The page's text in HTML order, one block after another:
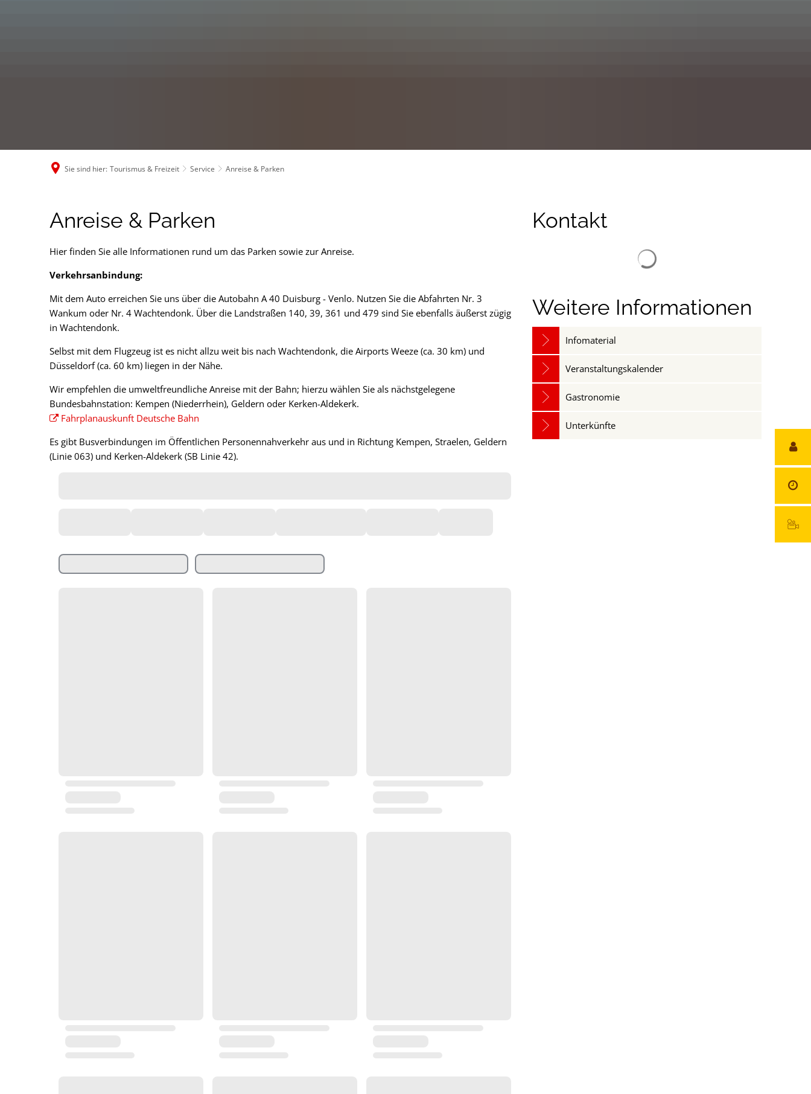
Sie sind hier: Tourismus & Freizeit Service Anreise & Parken
Anreise
Parken
Anreise & Parken
Hier finden Sie alle Informationen rund um das Parken sowie zur Anreise.
Verkehrsanbindung:
Mit dem Auto erreichen Sie uns über die Autobahn A 40 Duisburg - Venlo. Nutzen Sie die Abfahrten Nr. 3
Wankum oder Nr. 4 Wachtendonk. Über die Landstraßen 140, 39, 361 und 479 sind Sie ebenfalls äußerst zügig
in Wachtendonk.
Selbst mit dem Flugzeug ist es nicht allzu weit bis nach Wachtendonk, die Airports Weeze (ca. 30 km) und
Düsseldorf (ca. 60 km) liegen in der Nähe.
Wir empfehlen die umweltfreundliche Anreise mit der Bahn; hierzu wählen Sie als nächstgelegene
Bundesbahnstation: Kempen (Niederrhein), Geldern oder Kerken-Aldekerk.
Fahrplanauskunft Deutsche Bahn
Es gibt Busverbindungen im Öffentlichen Personennahverkehr aus und in Richtung Kempen, Straelen, Geldern
(Linie 063) und Kerken-Aldekerk (SB Linie 42).
Kontakt
Weitere Informationen
Infomaterial
Veranstaltungskalender
Gastronomie
Unterkünfte